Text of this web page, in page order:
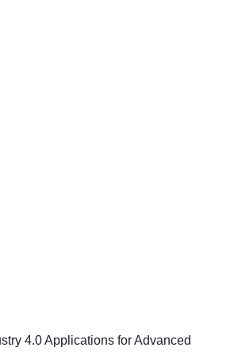
4.0 Applications for Advanced